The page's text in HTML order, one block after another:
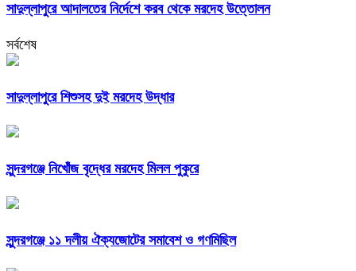
সাদুল্লাপুরে আদালতের নির্দেশে করব থেকে মরদেহ উত্তোলন
সর্বশেষ
সাদুল্লাপুরে শিশুসহ দুই মরদেহ উদ্ধার
সুন্দরগঞ্জে নিখোঁজ বৃদ্ধের মরদেহ মিলল পুকুরে
সুন্দরগঞ্জে ১১ দলীয় ঐক্যজোটের সমাবেশ ও গণমিছিল